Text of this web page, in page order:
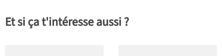
Et si ça t'intéresse aussi ?